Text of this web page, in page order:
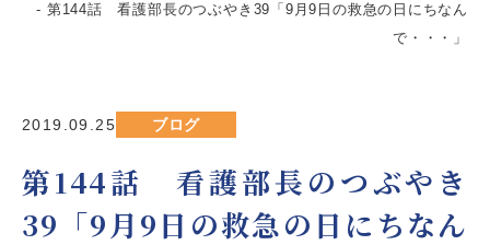
第144話 看護部長のつぶやき39「9月9日の救急の日にちなん
で・・・」
2019.09.25 ブログ
第144話 看護部長のつぶやき
39「9月9日の救急の日にちなん